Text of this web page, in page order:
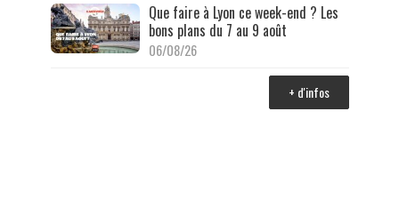
Que faire à Lyon ce week-end ? Les
bons plans du 7 au 9 août
06/08/26
+ d'infos